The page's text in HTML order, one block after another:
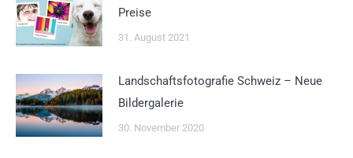
Preise
31. August 2021
Landschaftsfotografie Schweiz – Neue
Bildergalerie
30. November 2020